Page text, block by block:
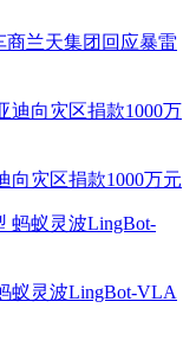
商兰天集团回应暴雷
向灾区捐款1000万元
蚁灵波LingBot-VLA